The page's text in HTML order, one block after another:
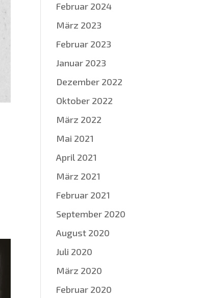
Februar 2024
März 2023
Februar 2023
Januar 2023
Dezember 2022
Oktober 2022
März 2022
Mai 2021
April 2021
März 2021
Februar 2021
September 2020
August 2020
Juli 2020
März 2020
Februar 2020